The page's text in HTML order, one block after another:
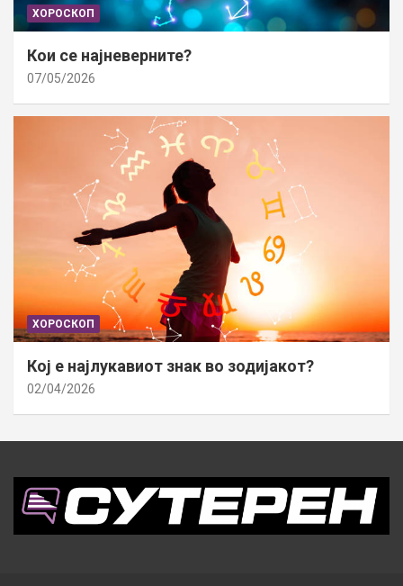
ХОРОСКОП
Кои се најневерните?
07/05/2026
ХОРОСКОП
Кој е најлукавиот знак во зодијакот?
02/04/2026